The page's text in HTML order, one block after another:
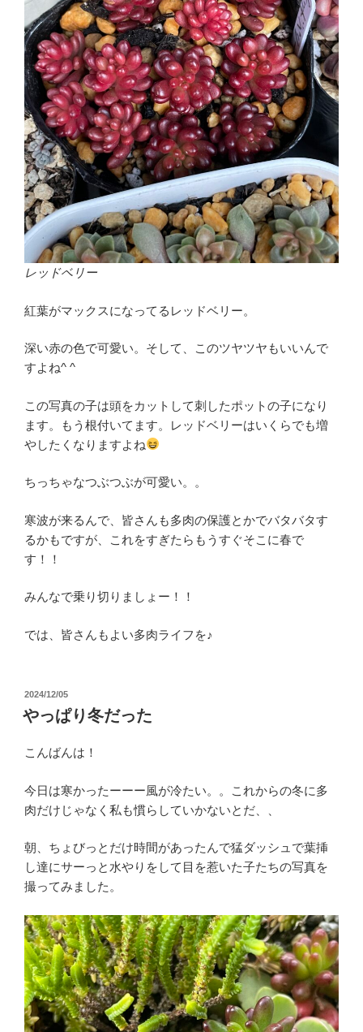
レッドベリー
紅葉がマックスになってるレッドベリー。
深い赤の色で可愛い。そして、このツヤツヤもいいんで
すよね^ ^
この写真の子は頭をカットして刺したポットの子になり
ます。もう根付いてます。レッドベリーはいくらでも増
やしたくなりますよね
ちっちゃなつぶつぶが可愛い。。
寒波が来るんで、皆さんも多肉の保護とかでバタバタす
るかもですが、これをすぎたらもうすぐそこに春で
す！！
みんなで乗り切りましょー！！
では、皆さんもよい多肉ライフを♪
投
稿
日:
2024/12/05
やっぱり冬だった
こんばんは！
今日は寒かったーーー風が冷たい。。これからの冬に多
肉だけじゃなく私も慣らしていかないとだ、、
朝、ちょびっとだけ時間があったんで猛ダッシュで葉挿
し達にサーっと水やりをして目を惹いた子たちの写真を
撮ってみました。